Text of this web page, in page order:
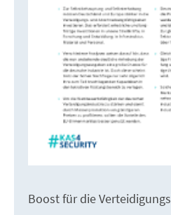
Boost für die